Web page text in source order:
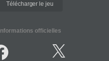
Télécharger le jeu
Informations officielles